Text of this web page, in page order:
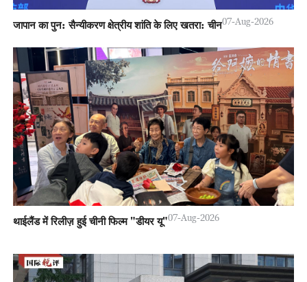
जापान का पुन: सैन्यीकरण क्षेत्रीय शांति के लिए खतरा: चीन07-Aug-2026
थाईलैंड में रिलीज़ हुई चीनी फिल्म "डीयर यू"07-Aug-2026